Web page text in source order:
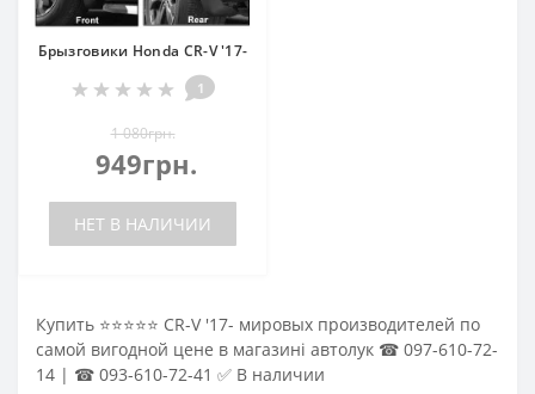
Брызговики Honda CR-V '17-
1
1 080грн.
949грн.
НЕТ В НАЛИЧИИ
Купить ⭐⭐⭐⭐⭐ CR-V '17- мировых производителей по
самой вигодной цене в магазині автолук ☎ 097-610-72-
14 | ☎ 093-610-72-41 ✅ В наличии